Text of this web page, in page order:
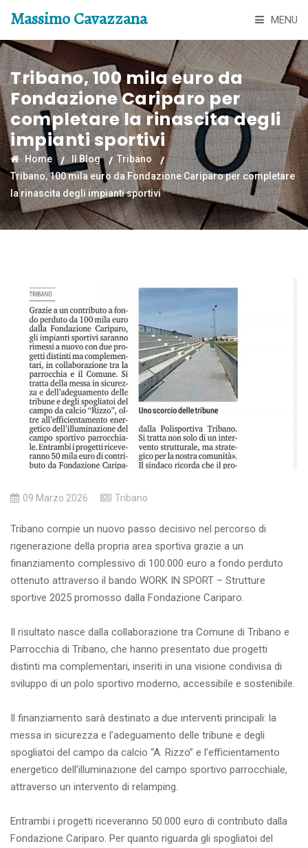
Massimo Cavazzana MENU
Tribano, 100 mila euro da
Fondazione Cariparo per
completare la rinascita degli
impianti sportivi
Home Il Blog
Tribano
Tribano, 100 mila euro da Fondazione Cariparo per completare
la rinascita degli impianti sportivi
09 Marzo 2026 Tribano
Tribano compie un nuovo passo decisivo nel percorso di
rigenerazione della propria area sportiva grazie a un
finanziamento complessivo di 100.000 euro a fondo perduto
ottenuto attraverso il bando WORK IN SPORT – Strutture
sportive 2025 promosso dalla Fondazione Cariparo.
Il risultato nasce dalla collaborazione tra Comune di Tribano e
Parrocchia di Tribano, che hanno presentato due progetti
distinti ma complementari, inseriti in una visione condivisa di
sviluppo di un polo sportivo moderno, accessibile e sostenibile.
Il finanziamento sarà destinato a due interventi principali: la
messa in sicurezza e l’adeguamento delle tribune e degli
spogliatoi del campo da calcio “A. Rizzo” e l’efficientamento
energetico dell’illuminazione del campo sportivo parrocchiale,
attraverso un intervento di relamping.
Entrambi i progetti riceveranno 50.000 euro di contributo dalla
Fondazione Cariparo. Per quanto riguarda gli spogliatoi del